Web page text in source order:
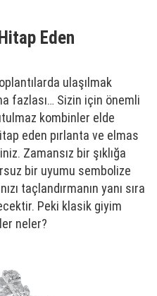
Eden
ulaşılmak
fazlası… Sizin için önemli
kombinler elde
eden pırlanta ve elmas
Zamansız bir şıklığa
bir uyumu sembolize
taçlandırmanın yanı sıra
Peki klasik giyim
neler?